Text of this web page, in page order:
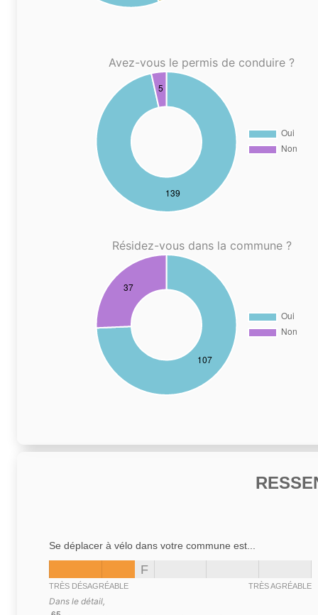
Avez-vous le permis de conduire ?
Résidez-vous dans la commune ?
Se déplacer à vélo dans votre commune est...
F
TRÈS DÉSAGRÉABLE TRÈS AGRÉABLE
Dans le détail,